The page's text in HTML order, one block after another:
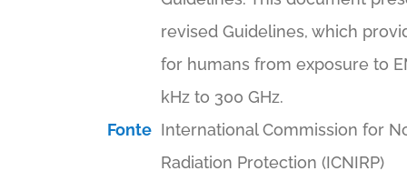
revised Guidelines, which
for humans from exposure to
kHz to 300 GHz.
Fonte International Commission for
Radiation Protection (ICNIRP)